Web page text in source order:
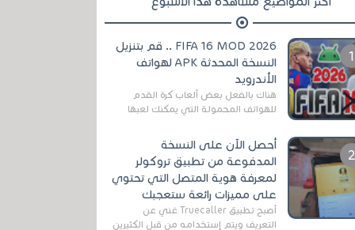
FIFA 16 MOD 2026 .. قم بتنزيل
النسخة المحدثة APK لهواتف
الأندرويد
هناك بالفعل بعض ألعاب كرة القدم
للهواتف المحمولة التي يمكنك لعبها
مثل EA Sports ...
أحصل الآن على النسخة
المدفوعة من تطبيق تروكولر
لمعرفة هوية المتصل التي تحتوي
على مميزات رائعة ستعجبك
أصبح تطبيق Truecaller غني عن
التعريف ويتم إستخدامه من قبل الكثيرين